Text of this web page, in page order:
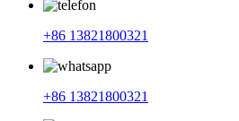
+86 13821800321
+86 13821800321